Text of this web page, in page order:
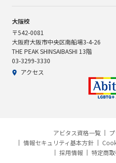
大阪校
〒542-0081
大阪府大阪市中央区南船場3-4-26
THE PEAK SHINSAIBASHI 13階
03-3299-3330
アクセス
アビタス資格一覧
情報セキュリティ基本方針
採用情報
特定商